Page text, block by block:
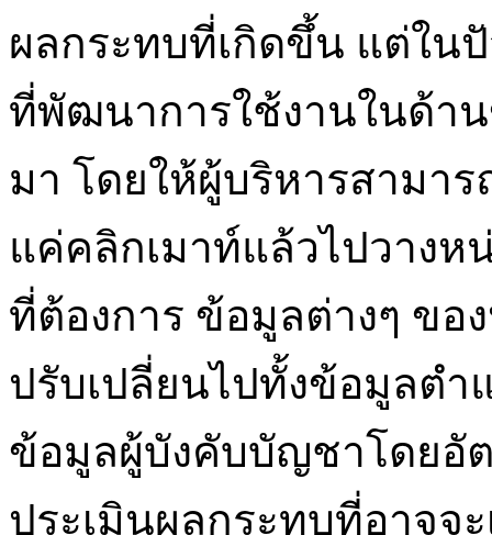
ผลกระทบที่เกิดขึ้น แต่ใน
ที่พัฒนาการใช้งานในด้า
มา โดยให้ผู้บริหารสามาร
แค่คลิกเมาท์แล้วไปวางห
ที่ต้องการ ข้อมูลต่างๆ ข
ปรับเปลี่ยนไปทั้งข้อมูลต
ข้อมูลผู้บังคับบัญชาโดยอั
ประเมินผลกระทบที่อาจจ